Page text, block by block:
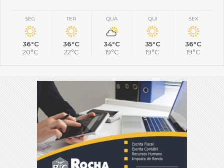
SEG
36°C
20°C
TER
36°C
22°C
QUA
34°C
19°C
QUI
35°C
19°C
SEX
36°C
19°C